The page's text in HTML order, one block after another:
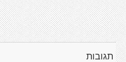
תגובות